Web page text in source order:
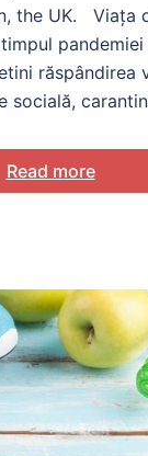
the UK. Viața
pandemiei
răspândirea
socială,
Read more